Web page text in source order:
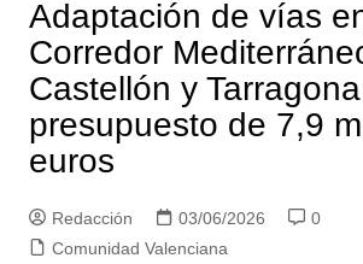
Adaptación de vías
Corredor
Castellón y
presupuesto de 7,9
euros
Redacción 03/06/2026
0
Comunidad Valenciana